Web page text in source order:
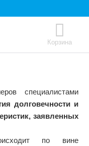
Корзина
специалистами
долговечности и
заявленных
по вине